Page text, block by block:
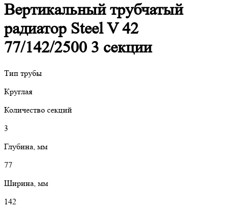
Вертикальный трубчатый
радиатор Steel V 42
77/142/2500 3 секции
Тип трубы
Круглая
Количество секций
3
Глубина, мм
77
Ширина, мм
142